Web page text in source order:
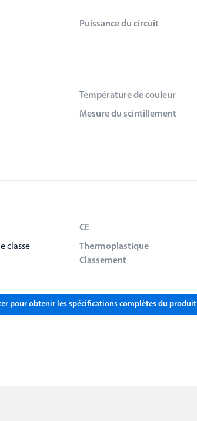
Puissance du circuit
Température de couleur
Mesure du scintillement
CE
classe
Thermoplastique
Classement
pour obtenir les spécifications complètes du produit